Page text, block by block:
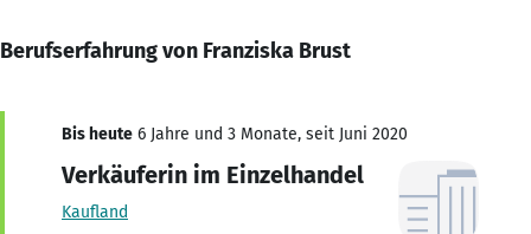
Berufserfahrung von Franziska Brust
Bis heute 6 Jahre und 3 Monate, seit Juni 2020
Verkäuferin im Einzelhandel
Kaufland